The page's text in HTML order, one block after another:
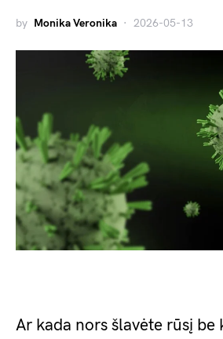
by Monika Veronika 2026-05-13
Ar kada nors šlavėte rūsį be